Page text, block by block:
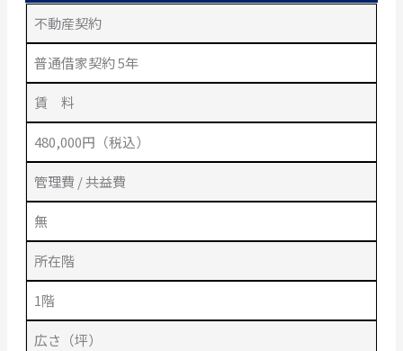
不動産契約
普通借家契約 5年
賃 料
480,000円（税込）
管理費 / 共益費
無
所在階
1階
広さ（坪）